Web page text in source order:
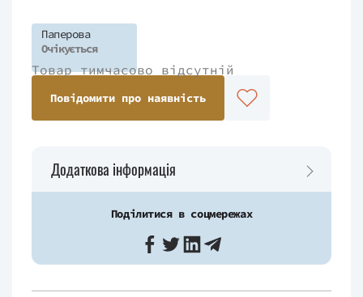
Паперова
Очікується
Товар тимчасово відсутній
Повідомити про наявність
Додаткова інформація
Поділитися в соцмережах